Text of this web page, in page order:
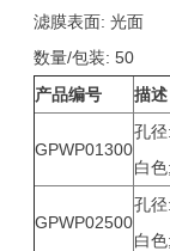
滤膜表面: 光面
数量/包装: 50
产品编号
描述
GPWP01300
孔
白
GPWP02500
孔
白